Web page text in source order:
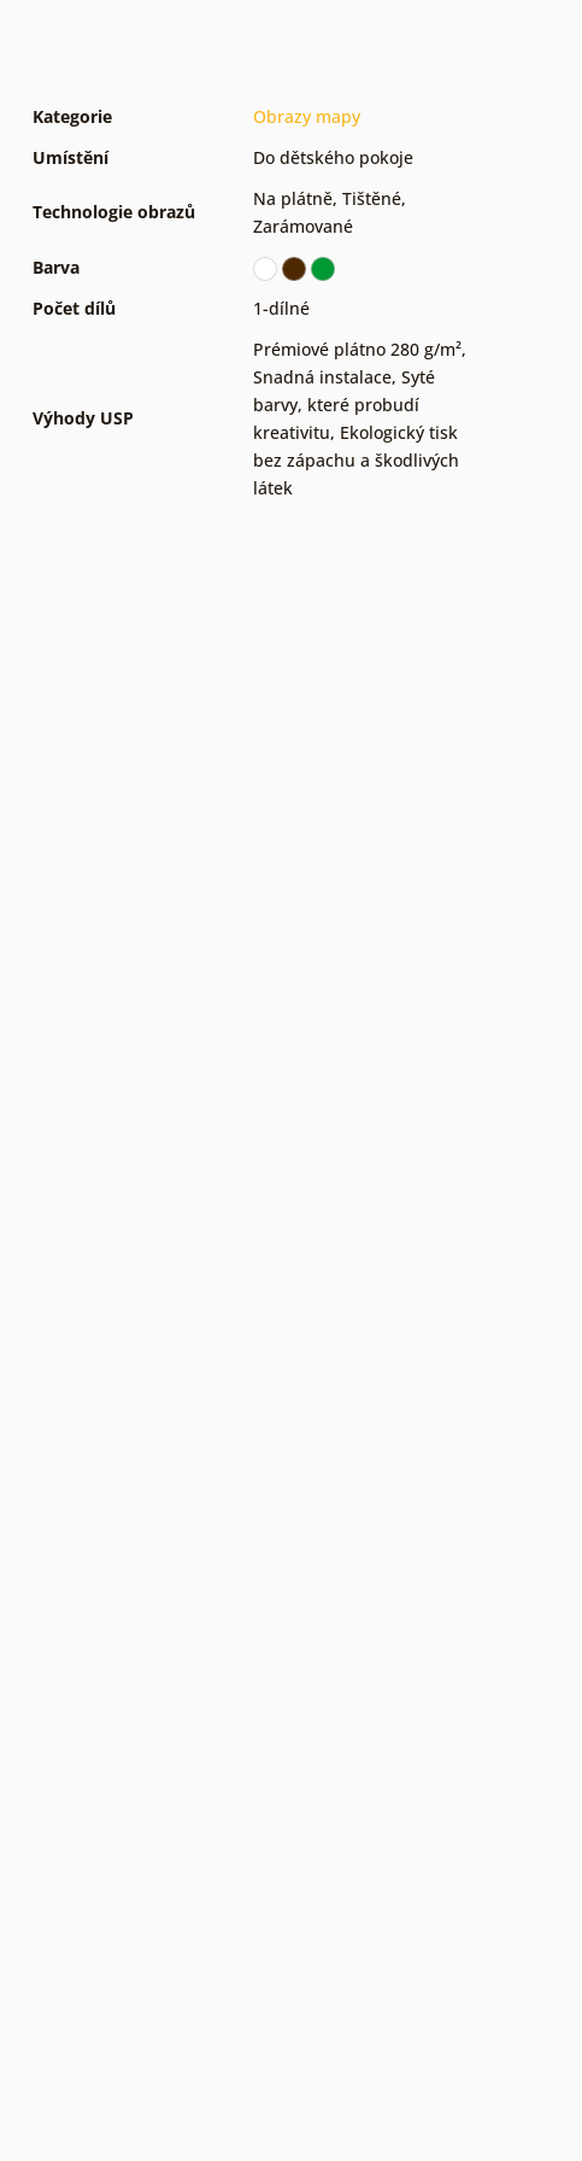
Kategorie
Obrazy mapy
Umístění
Do dětského pokoje
Technologie obrazů
Na plátně, Tištěné,
Zarámované
Barva
Počet dílů
1-dílné
Výhody USP
Prémiové plátno 280 g/m²,
Snadná instalace, Syté
barvy, které probudí
kreativitu, Ekologický tisk
bez zápachu a škodlivých
látek